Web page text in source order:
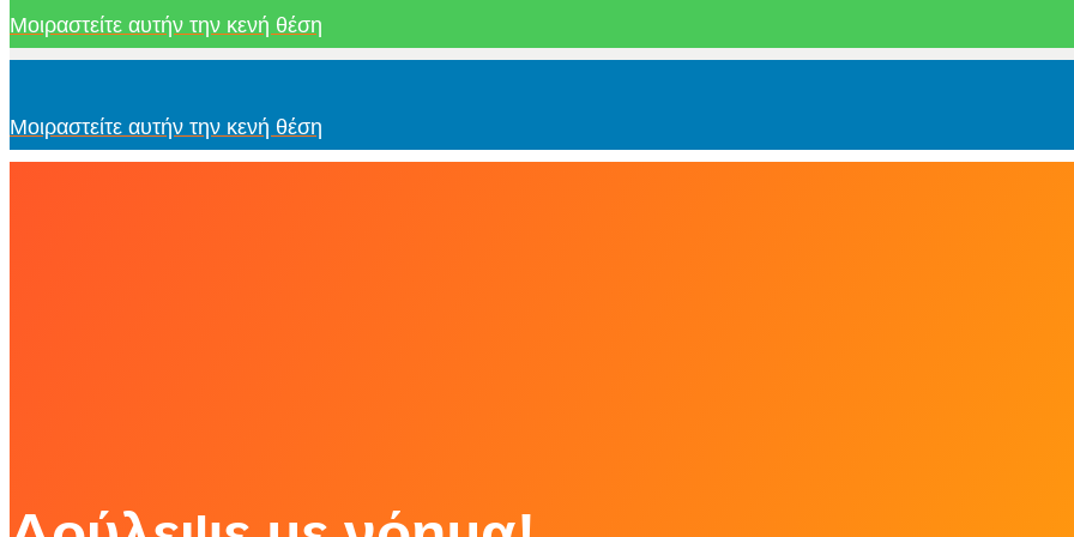
Μοιραστείτε αυτήν την κενή θέση
Μοιραστείτε αυτήν την κενή θέση